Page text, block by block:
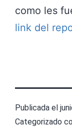
como les
link del
Publicada el
Categorizado